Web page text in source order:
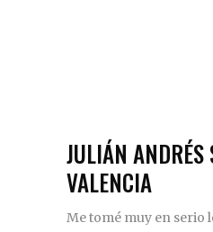
JULIÁN ANDRÉS
VALENCIA
Me tomé muy en serio